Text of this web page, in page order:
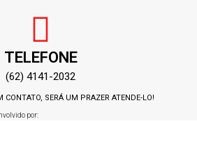
TELEFONE
(62) 4141-2032
CONTATO, SERÁ UM PRAZER ATENDE-LO!
por: